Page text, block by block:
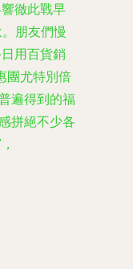
徹此戰早
朋友們慢
用百貨銷
團尤特別倍
遍得到的福
拼絕不少各